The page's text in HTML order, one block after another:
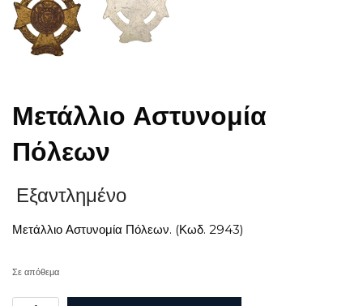
Μετάλλιο Αστυνομία
Πόλεων
Εξαντλημένο
Μετάλλιο Αστυνομία Πόλεων. (Κωδ. 2943)
Σε απόθεμα